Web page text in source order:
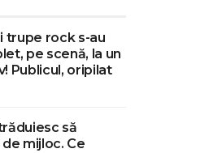
trupe rock s-au
pe scenă, la un
Publicul, oripilat
să
mijloc. Ce